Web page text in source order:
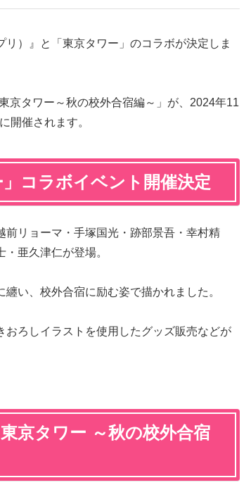
リ）』と「東京タワー」のコラボが決定しま
京タワー～秋の校外合宿編～」が、2024年11
開催されます。
」コラボイベント開催決定
リョーマ・手塚国光・跡部景吾・幸村精
亜久津仁が登場。
い、校外合宿に励む姿で描かれました。
ろしイラストを使用したグッズ販売などが
京タワー ～秋の校外合宿